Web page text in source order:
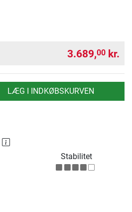
3.689,00 kr.
LÆG I INDKØBSKURVEN
Stabilitet